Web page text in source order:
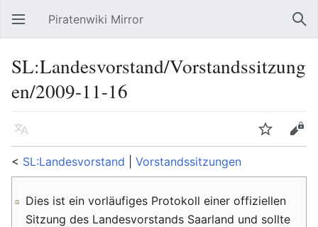
Hauptmenü öffnen Piratenwiki Mirror
SL:Landesvorstand/Vorstandssitzung
en/2009-11-16
Sprache Beobachten
Bearbeiten
< SL:Landesvorstand Vorstandssitzungen
Dies ist ein vorläufiges Protokoll einer offiziellen
Sitzung des Landesvorstands Saarland und sollte